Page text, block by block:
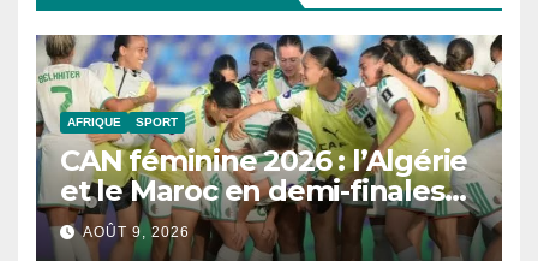
AFRIQUE SPORT
CAN féminine 2026 : l’Algérie
et le Maroc en demi-finales
et au Mondial 2027
AOÛT 9, 2026